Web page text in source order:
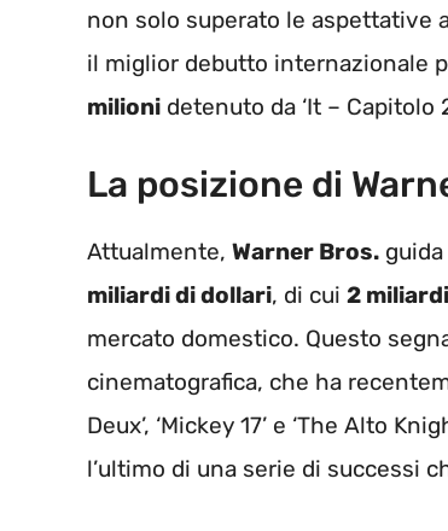
non solo superato le aspettative
il miglior debutto internazionale
milioni detenuto da ‘It – Capitolo
La posizione di
Attualmente, Warner Bros.
miliardi di dollari, di cui 2 miliardi
mercato domestico. Questo
cinematografica, che ha
Deux’, ‘Mickey 17’ e ‘The Alto
l’ultimo di una serie di successi